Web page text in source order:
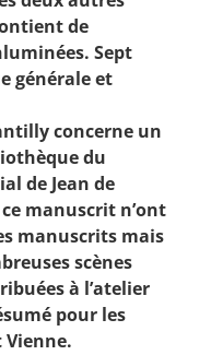
de
Sept
générale et
concerne un
du
de Jean de
manuscrit n’ont
manuscrits mais
scènes
à l’atelier
pour les
Vienne.